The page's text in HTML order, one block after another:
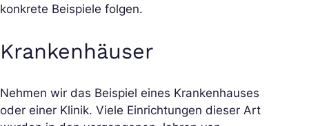
konkrete Beispiele folgen.
Krankenhäuser
Nehmen wir das Beispiel eines Krankenhauses
oder einer Klinik. Viele Einrichtungen dieser Art